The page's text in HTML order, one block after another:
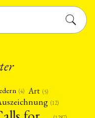
(4) Art (5)
(12)